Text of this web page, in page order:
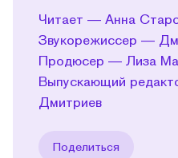
Читает — Анна
Звукорежиссер —
Продюсер — Лиза
Выпускающий
Дмитриев
Поделиться